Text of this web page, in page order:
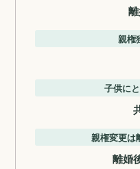
親権
子供に
親権変更は
離婚